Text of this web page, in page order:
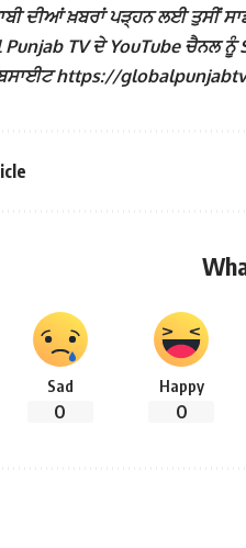
ਦੀਆਂ ਖ਼ਬਰਾਂ ਪੜ੍ਹਨ ਲਈ ਤੁਸੀਂ
Punjab TV ਦੇ YouTube ਚੈਨਲ
https://
Sad
0
Happy
0